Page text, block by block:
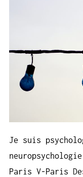
Je suis
Paris V-Paris